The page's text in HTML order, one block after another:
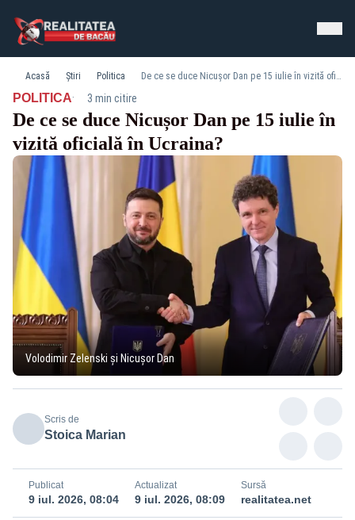
Acasă Știri Politica De ce se duce Nicușor Dan pe 15 iulie în vizită oficială în Ucraina?
POLITICA· 3 min citire
De ce se duce Nicușor Dan pe 15 iulie în
vizită oficială în Ucraina?
Volodimir Zelenski și Nicușor Dan
Scris de
Stoica Marian
Publicat
9 iul. 2026, 08:04
Actualizat
9 iul. 2026, 08:09
Sursă
realitatea.net